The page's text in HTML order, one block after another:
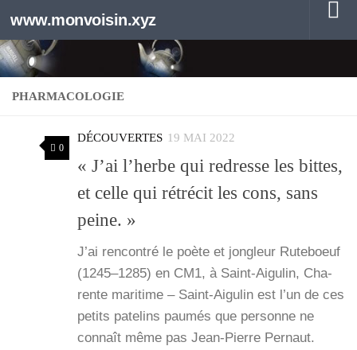
Au dessous du contenu
www.monvoisin.xyz
PHARMACOLOGIE
0
DÉCOUVERTES 19 MAI 2022
« J’ai l’herbe qui redresse les bittes,
et celle qui rétrécit les cons, sans
peine. »
J’ai ren­con­tré le poète et jon­gleur Rute­boeuf
(1245–1285) en CM1, à Saint-Aigu­­lin, Cha­
rente mari­time – Saint-Aigu­­lin est l’un de ces
petits pate­lins pau­més que per­sonne ne
connaît même pas Jean-Pierre Per­naut.